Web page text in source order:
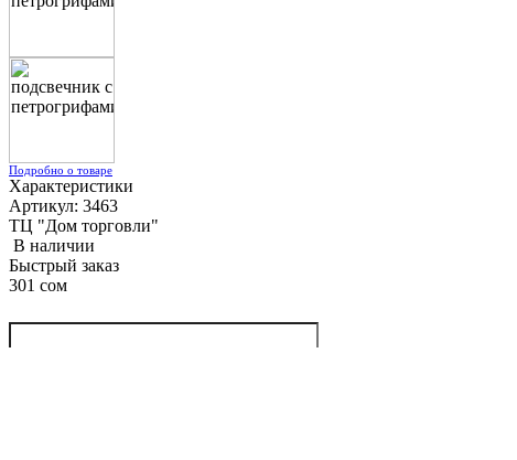
Подробно о товаре
Характеристики
Артикул: 3463
ТЦ "Дом торговли"
В наличии
Быстрый заказ
301 сом